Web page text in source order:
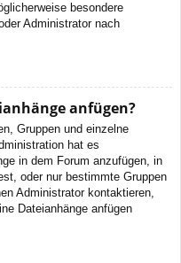
besondere
Administrator nach
anfügen?
Gruppen und einzelne
hat es
in dem Forum anzufügen, in
oder nur bestimmte Gruppen
Administrator kontaktieren,
Dateianhänge anfügen